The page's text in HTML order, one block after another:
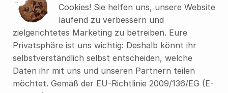
Auswahl ändern
Stück
Artikelanzahl
Gesamtpreis:ca. 21,00 €
400 ml
Cookies! Sie helfen uns, unsere Website
laufend zu verbessern und
zielgerichtetes Marketing zu betreiben. Eure
Privatsphäre ist uns wichtig: Deshalb könnt ihr
selbstverständlich selbst entscheiden, welche
Daten ihr mit uns und unseren Partnern teilen
möchtet. Gemäß der EU-Richtlinie 2009/136/EG (E-